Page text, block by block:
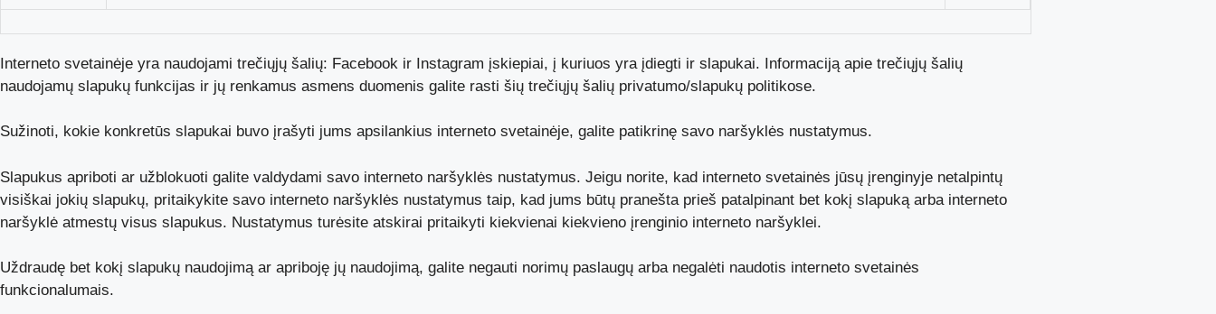
Interneto svetainėje yra naudojami trečiųjų šalių: Facebook ir Instagram įskiepiai, į kuriuos yra įdiegti ir slapukai. Informaciją apie trečiųjų šalių
naudojamų slapukų funkcijas ir jų renkamus asmens duomenis galite rasti šių trečiųjų šalių privatumo/slapukų politikose.
Sužinoti, kokie konkretūs slapukai buvo įrašyti jums apsilankius interneto svetainėje, galite patikrinę savo naršyklės nustatymus.
Slapukus apriboti ar užblokuoti galite valdydami savo interneto naršyklės nustatymus. Jeigu norite, kad interneto svetainės jūsų įrenginyje netalpintų
visiškai jokių slapukų, pritaikykite savo interneto naršyklės nustatymus taip, kad jums būtų pranešta prieš patalpinant bet kokį slapuką arba interneto
naršyklė atmestų visus slapukus. Nustatymus turėsite atskirai pritaikyti kiekvienai kiekvieno įrenginio interneto naršyklei.
Uždraudę bet kokį slapukų naudojimą ar apriboję jų naudojimą, galite negauti norimų paslaugų arba negalėti naudotis interneto svetainės
funkcionalumais.